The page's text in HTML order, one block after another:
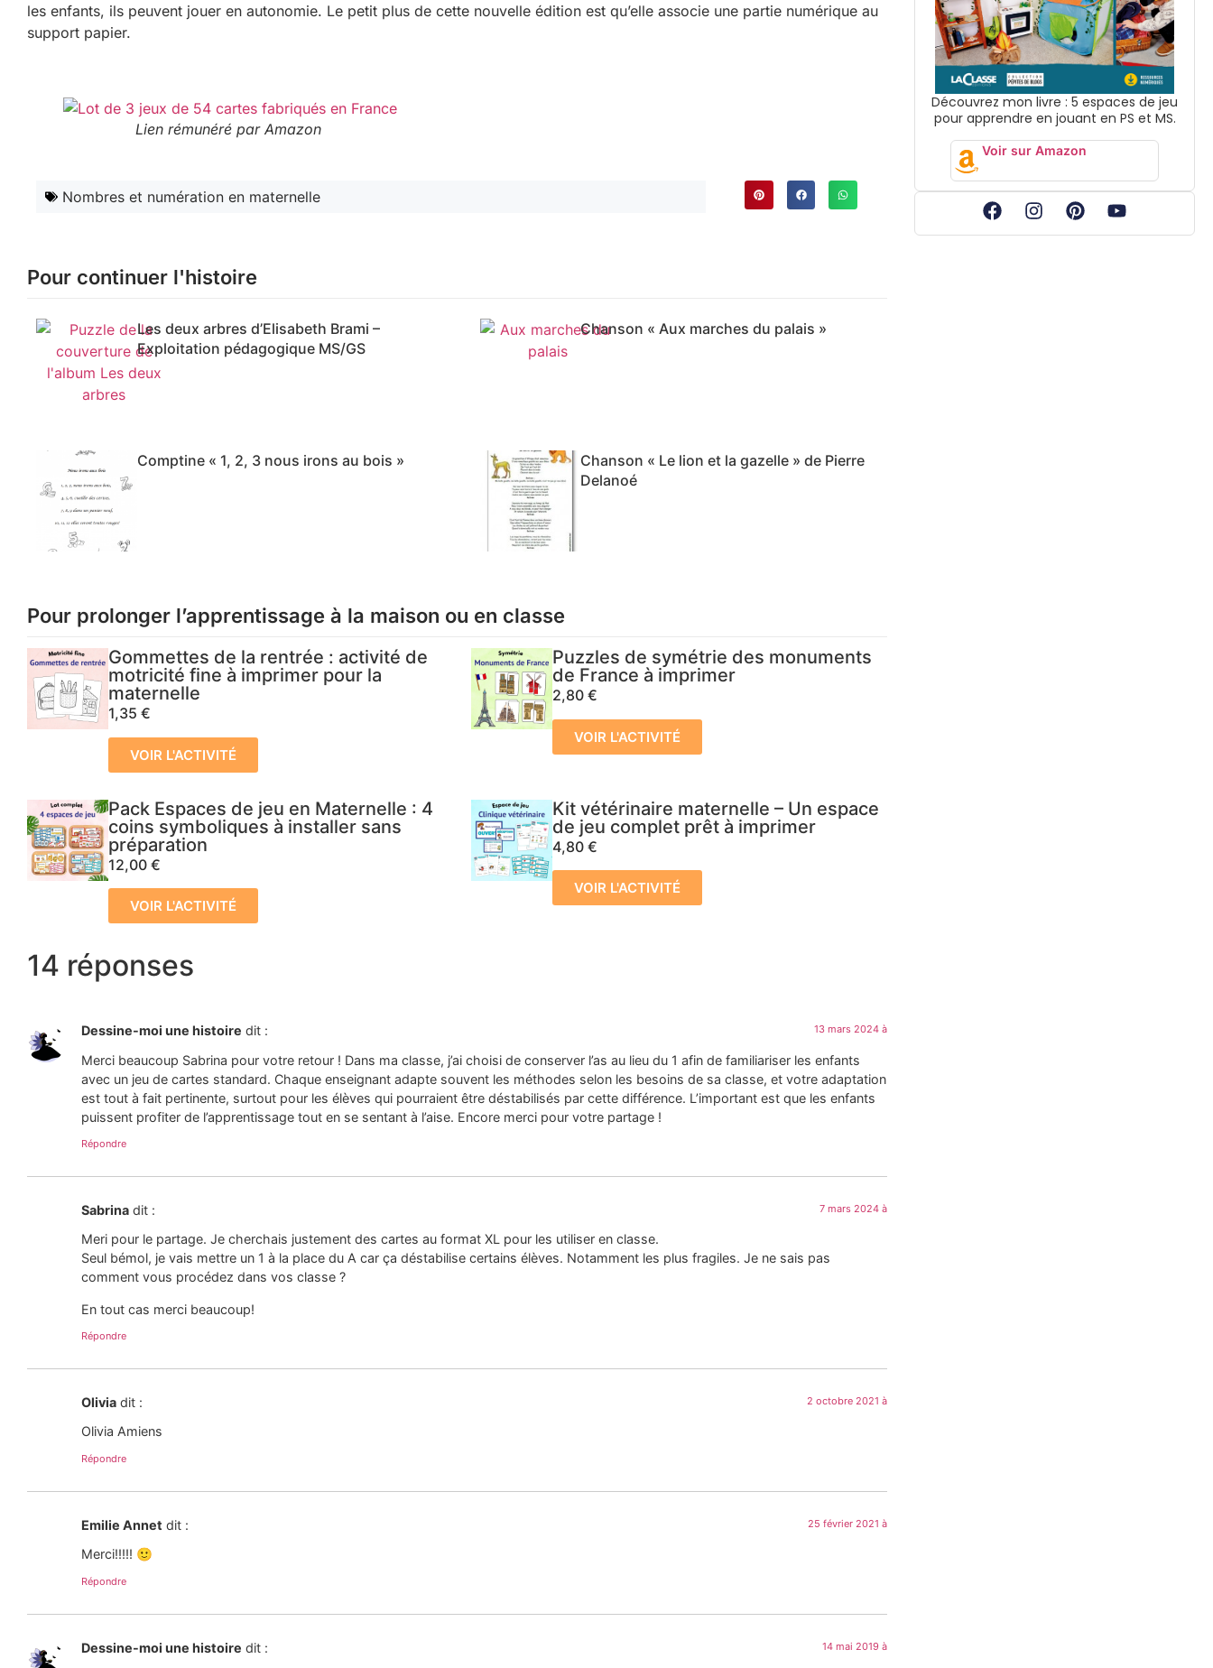
les enfants, ils peuvent jouer en autonomie. Le petit plus de cette nouvelle édition est qu’elle associe une partie numérique au
support papier.
Lien rémunéré par Amazon
Nombres et numération en maternelle
Pour continuer l'histoire
Les deux arbres d’Elisabeth Brami –
Exploitation pédagogique MS/GS
Chanson « Aux marches du palais »
Comptine « 1, 2, 3 nous irons au bois »
Chanson « Le lion et la gazelle » de Pierre
Delanoé
Pour prolonger l’apprentissage à la maison ou en classe
Gommettes de la rentrée : activité de
motricité fine à imprimer pour la
maternelle
1,35 €
VOIR L'ACTIVITÉ
Puzzles de symétrie des monuments
de France à imprimer
2,80 €
VOIR L'ACTIVITÉ
Pack Espaces de jeu en Maternelle : 4
coins symboliques à installer sans
préparation
12,00 €
VOIR L'ACTIVITÉ
Kit vétérinaire maternelle – Un espace
de jeu complet prêt à imprimer
4,80 €
VOIR L'ACTIVITÉ
14 réponses
Dessine-moi une histoire dit : 13 mars 2024 à
Merci beaucoup Sabrina pour votre retour ! Dans ma classe, j’ai choisi de conserver l’as au lieu du 1 afin de familiariser les enfants
avec un jeu de cartes standard. Chaque enseignant adapte souvent les méthodes selon les besoins de sa classe, et votre adaptation
est tout à fait pertinente, surtout pour les élèves qui pourraient être déstabilisés par cette différence. L’important est que les enfants
puissent profiter de l’apprentissage tout en se sentant à l’aise. Encore merci pour votre partage !
Répondre
Sabrina dit : 7 mars 2024 à
Meri pour le partage. Je cherchais justement des cartes au format XL pour les utiliser en classe.
Seul bémol, je vais mettre un 1 à la place du A car ça déstabilise certains élèves. Notamment les plus fragiles. Je ne sais pas
comment vous procédez dans vos classe ?
En tout cas merci beaucoup!
Répondre
Olivia dit : 2 octobre 2021 à
Olivia Amiens
Répondre
Emilie Annet dit : 25 février 2021 à
Merci!!!!! 🙂
Répondre
Dessine-moi une histoire dit : 14 mai 2019 à
Découvrez mon livre : 5 espaces de jeu
pour apprendre en jouant en PS et MS.
Voir sur Amazon